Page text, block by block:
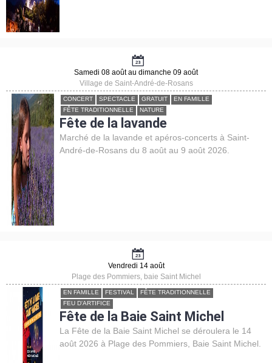
Samedi 08 août au dimanche 09 août
Village de Saint-André-de-Rosans
CONCERT SPECTACLE GRATUIT
EN FAMILLE
FÊTE TRADITIONNELLE
NATURE
Fête de la lavande
Marché de la lavande et apéros-concerts à Saint-
André-de-Rosans du 8 août au 9 août 2026.
Vendredi 14 août
Plage des Pommiers, baie Saint Michel
EN FAMILLE FESTIVAL
FÊTE TRADITIONNELLE
FEU D'ARTIFICE
Fête de la Baie Saint Michel
La Fête de la Baie Saint Michel se déroulera le 14
août 2026 à Plage des Pommiers, Baie Saint Michel.